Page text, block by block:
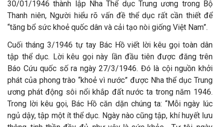
30/01/1946 thành lập Nha Thể dục Trung ương trong Bộ
Thanh niên, Người hiểu rõ vấn đề thể dục rất cần thiết để
“tăng bổ sức khoẻ quốc dân và cải tạo nòi giống Việt Nam”.
Cuối tháng 3/1946 tự tay Bác Hồ viết lời kêu gọi toàn dân
tập thể dục. Lời kêu gọi này lần đầu tiên được đăng trên
Báo Cứu quốc số ra ngày 27/3/1946. Đó là cội nguồn khởi
phát của phong trào “khoẻ vì nước” được Nha thể dục Trung
ương phát động sôi nổi khắp đất nước ta trong năm 1946.
Trong lời kêu gọi, Bác Hồ căn dặn chúng ta: “Mỗi ngày lúc
ngủ dậy, tập một ít thể dục. Ngày nào cũng tập, khí huyết lưu